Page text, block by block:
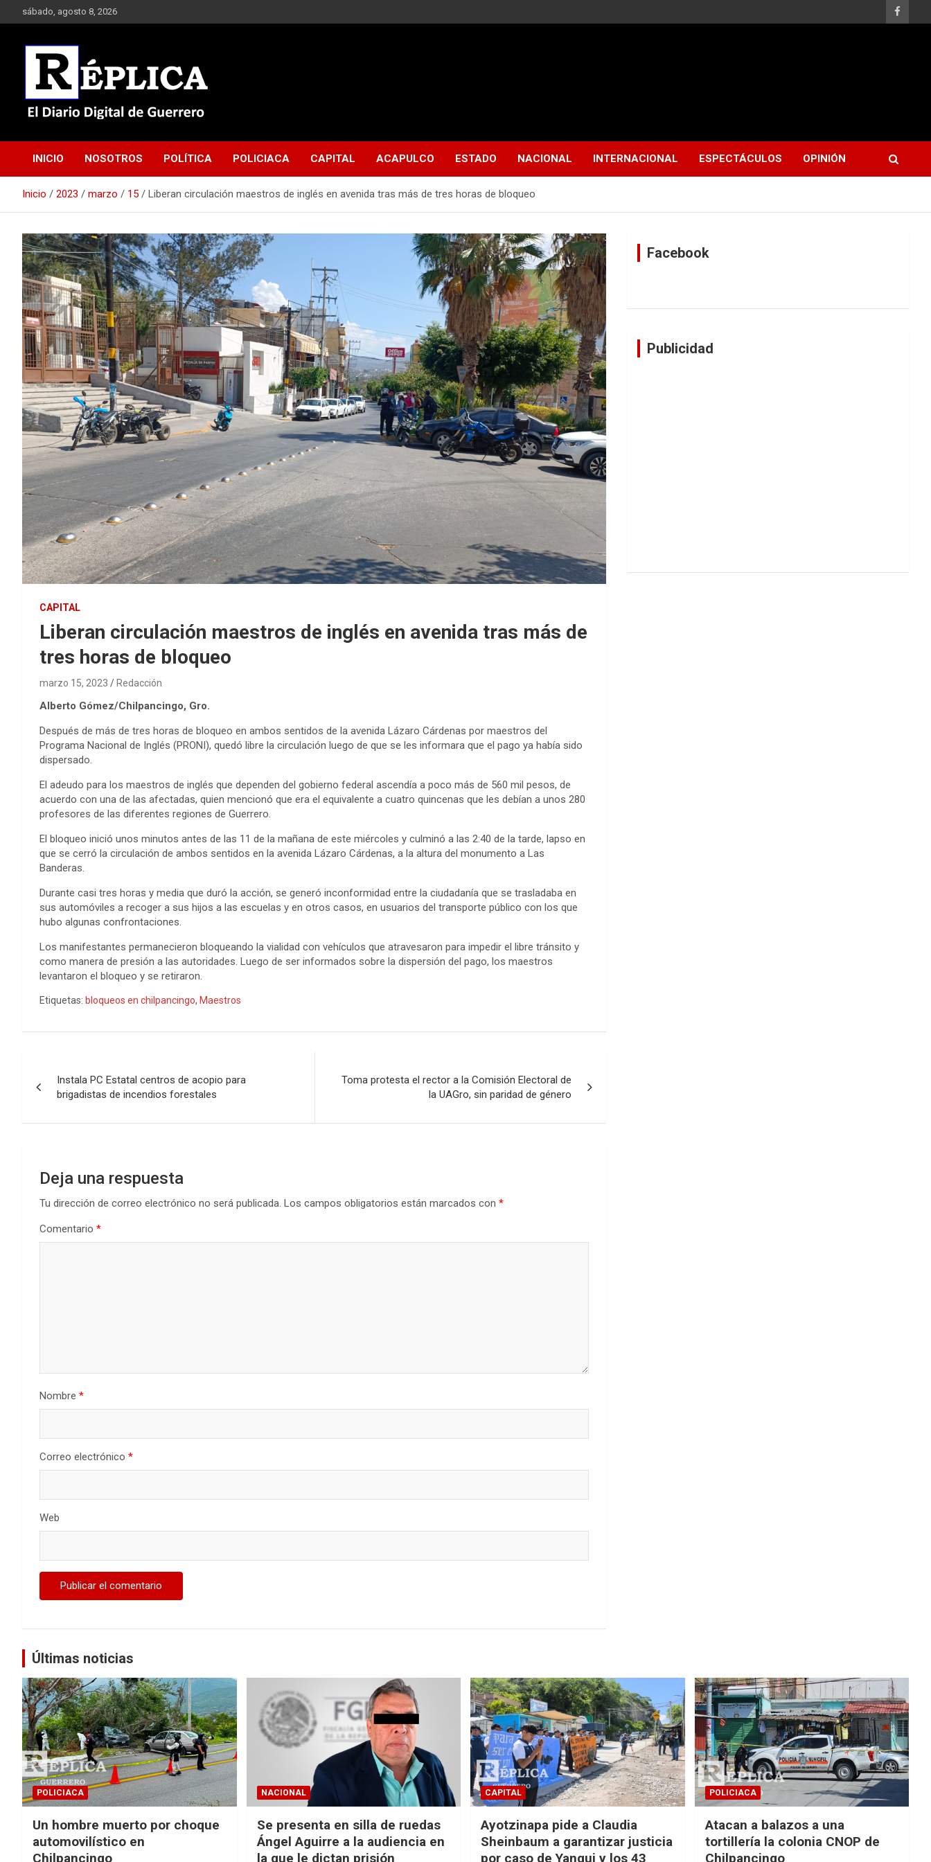
al
sábado, agosto 8, 2026
Réplica
INICIO NOSOTROS POLÍTICA POLICIACA CAPITAL ACAPULCO ESTADO NACIONAL INTERNACIONAL ESPECTÁCULOS OPINIÓN
Inicio 2023 marzo 15 Liberan circulación maestros de inglés en avenida tras más de tres horas de bloqueo
CAPITAL
Liberan circulación maestros de inglés en avenida tras más de
tres horas de bloqueo
marzo 15, 2023 Redacción
Alberto Gómez/Chilpancingo, Gro.
Después de más de tres horas de bloqueo en ambos sentidos de la avenida Lázaro Cárdenas por maestros del
Programa Nacional de Inglés (PRONI), quedó libre la circulación luego de que se les informara que el pago ya había sido
dispersado.
El adeudo para los maestros de inglés que dependen del gobierno federal ascendía a poco más de 560 mil pesos, de
acuerdo con una de las afectadas, quien mencionó que era el equivalente a cuatro quincenas que les debían a unos 280
profesores de las diferentes regiones de Guerrero.
El bloqueo inició unos minutos antes de las 11 de la mañana de este miércoles y culminó a las 2:40 de la tarde, lapso en
que se cerró la circulación de ambos sentidos en la avenida Lázaro Cárdenas, a la altura del monumento a Las
Banderas.
Durante casi tres horas y media que duró la acción, se generó inconformidad entre la ciudadanía que se trasladaba en
sus automóviles a recoger a sus hijos a las escuelas y en otros casos, en usuarios del transporte público con los que
hubo algunas confrontaciones.
Los manifestantes permanecieron bloqueando la vialidad con vehículos que atravesaron para impedir el libre tránsito y
como manera de presión a las autoridades. Luego de ser informados sobre la dispersión del pago, los maestros
levantaron el bloqueo y se retiraron.
Etiquetas: bloqueos en chilpancingo, Maestros
de
entradas
Instala PC Estatal centros de acopio para
brigadistas de incendios forestales
Toma protesta el rector a la Comisión Electoral de
la UAGro, sin paridad de género
Deja una respuesta
Tu dirección de correo electrónico no será publicada. Los campos obligatorios están marcados con *
Comentario *
Nombre *
Correo electrónico *
Web
Facebook
Publicidad
Últimas noticias
POLICIACA
Un hombre muerto por choque
automovilístico en
Chilpancingo
NACIONAL
Se presenta en silla de ruedas
Ángel Aguirre a la audiencia en
la que le dictan prisión
CAPITAL
Ayotzinapa pide a Claudia
Sheinbaum a garantizar justicia
por caso de Yanqui y los 43
POLICIACA
Atacan a balazos a una
tortillería la colonia CNOP de
Chilpancingo